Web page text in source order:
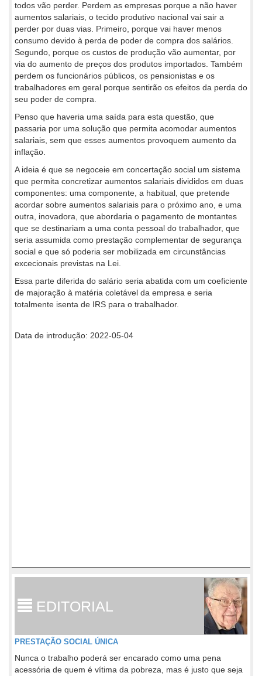
todos vão perder. Perdem as empresas porque a não haver
aumentos salariais, o tecido produtivo nacional vai sair a
perder por duas vias. Primeiro, porque vai haver menos
consumo devido à perda de poder de compra dos salários.
Segundo, porque os custos de produção vão aumentar, por
via do aumento de preços dos produtos importados. Também
perdem os funcionários públicos, os pensionistas e os
trabalhadores em geral porque sentirão os efeitos da perda do
seu poder de compra.
Penso que haveria uma saída para esta questão, que
passaria por uma solução que permita acomodar aumentos
salariais, sem que esses aumentos provoquem aumento da
inflação.
A ideia é que se negoceie em concertação social um sistema
que permita concretizar aumentos salariais divididos em duas
componentes: uma componente, a habitual, que pretende
acordar sobre aumentos salariais para o próximo ano, e uma
outra, inovadora, que abordaria o pagamento de montantes
que se destinariam a uma conta pessoal do trabalhador, que
seria assumida como prestação complementar de segurança
social e que só poderia ser mobilizada em circunstâncias
excecionais previstas na Lei.
Essa parte diferida do salário seria abatida com um coeficiente
de majoração à matéria coletável da empresa e seria
totalmente isenta de IRS para o trabalhador.
Data de introdução: 2022-05-04
EDITORIAL
PRESTAÇÃO SOCIAL ÚNICA
Nunca o trabalho poderá ser encarado como uma pena
acessória de quem é vítima da pobreza, mas é justo que seja